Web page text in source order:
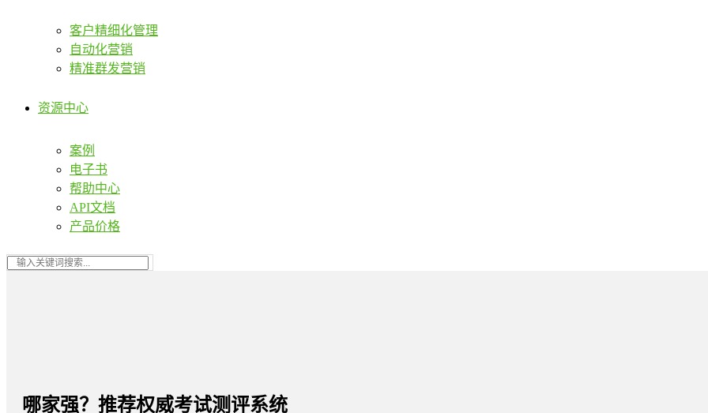
客户精细化管理
自动化营销
精准群发营销
资源中心
案例
电子书
帮助中心
API文档
产品价格
哪家强？推荐权威考试测评系统